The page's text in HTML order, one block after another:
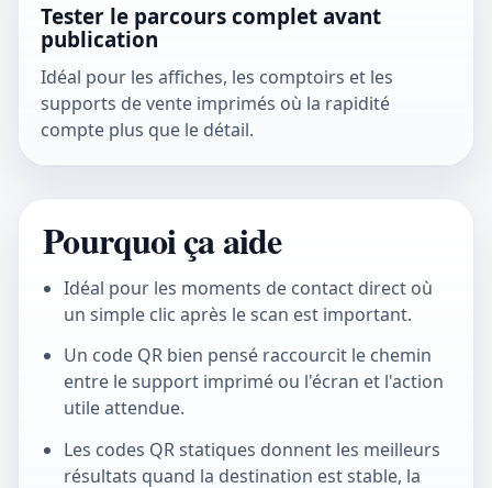
Tester le parcours complet avant
publication
Idéal pour les affiches, les comptoirs et les
supports de vente imprimés où la rapidité
compte plus que le détail.
Pourquoi ça aide
Idéal pour les moments de contact direct où
un simple clic après le scan est important.
Un code QR bien pensé raccourcit le chemin
entre le support imprimé ou l'écran et l'action
utile attendue.
Les codes QR statiques donnent les meilleurs
résultats quand la destination est stable, la